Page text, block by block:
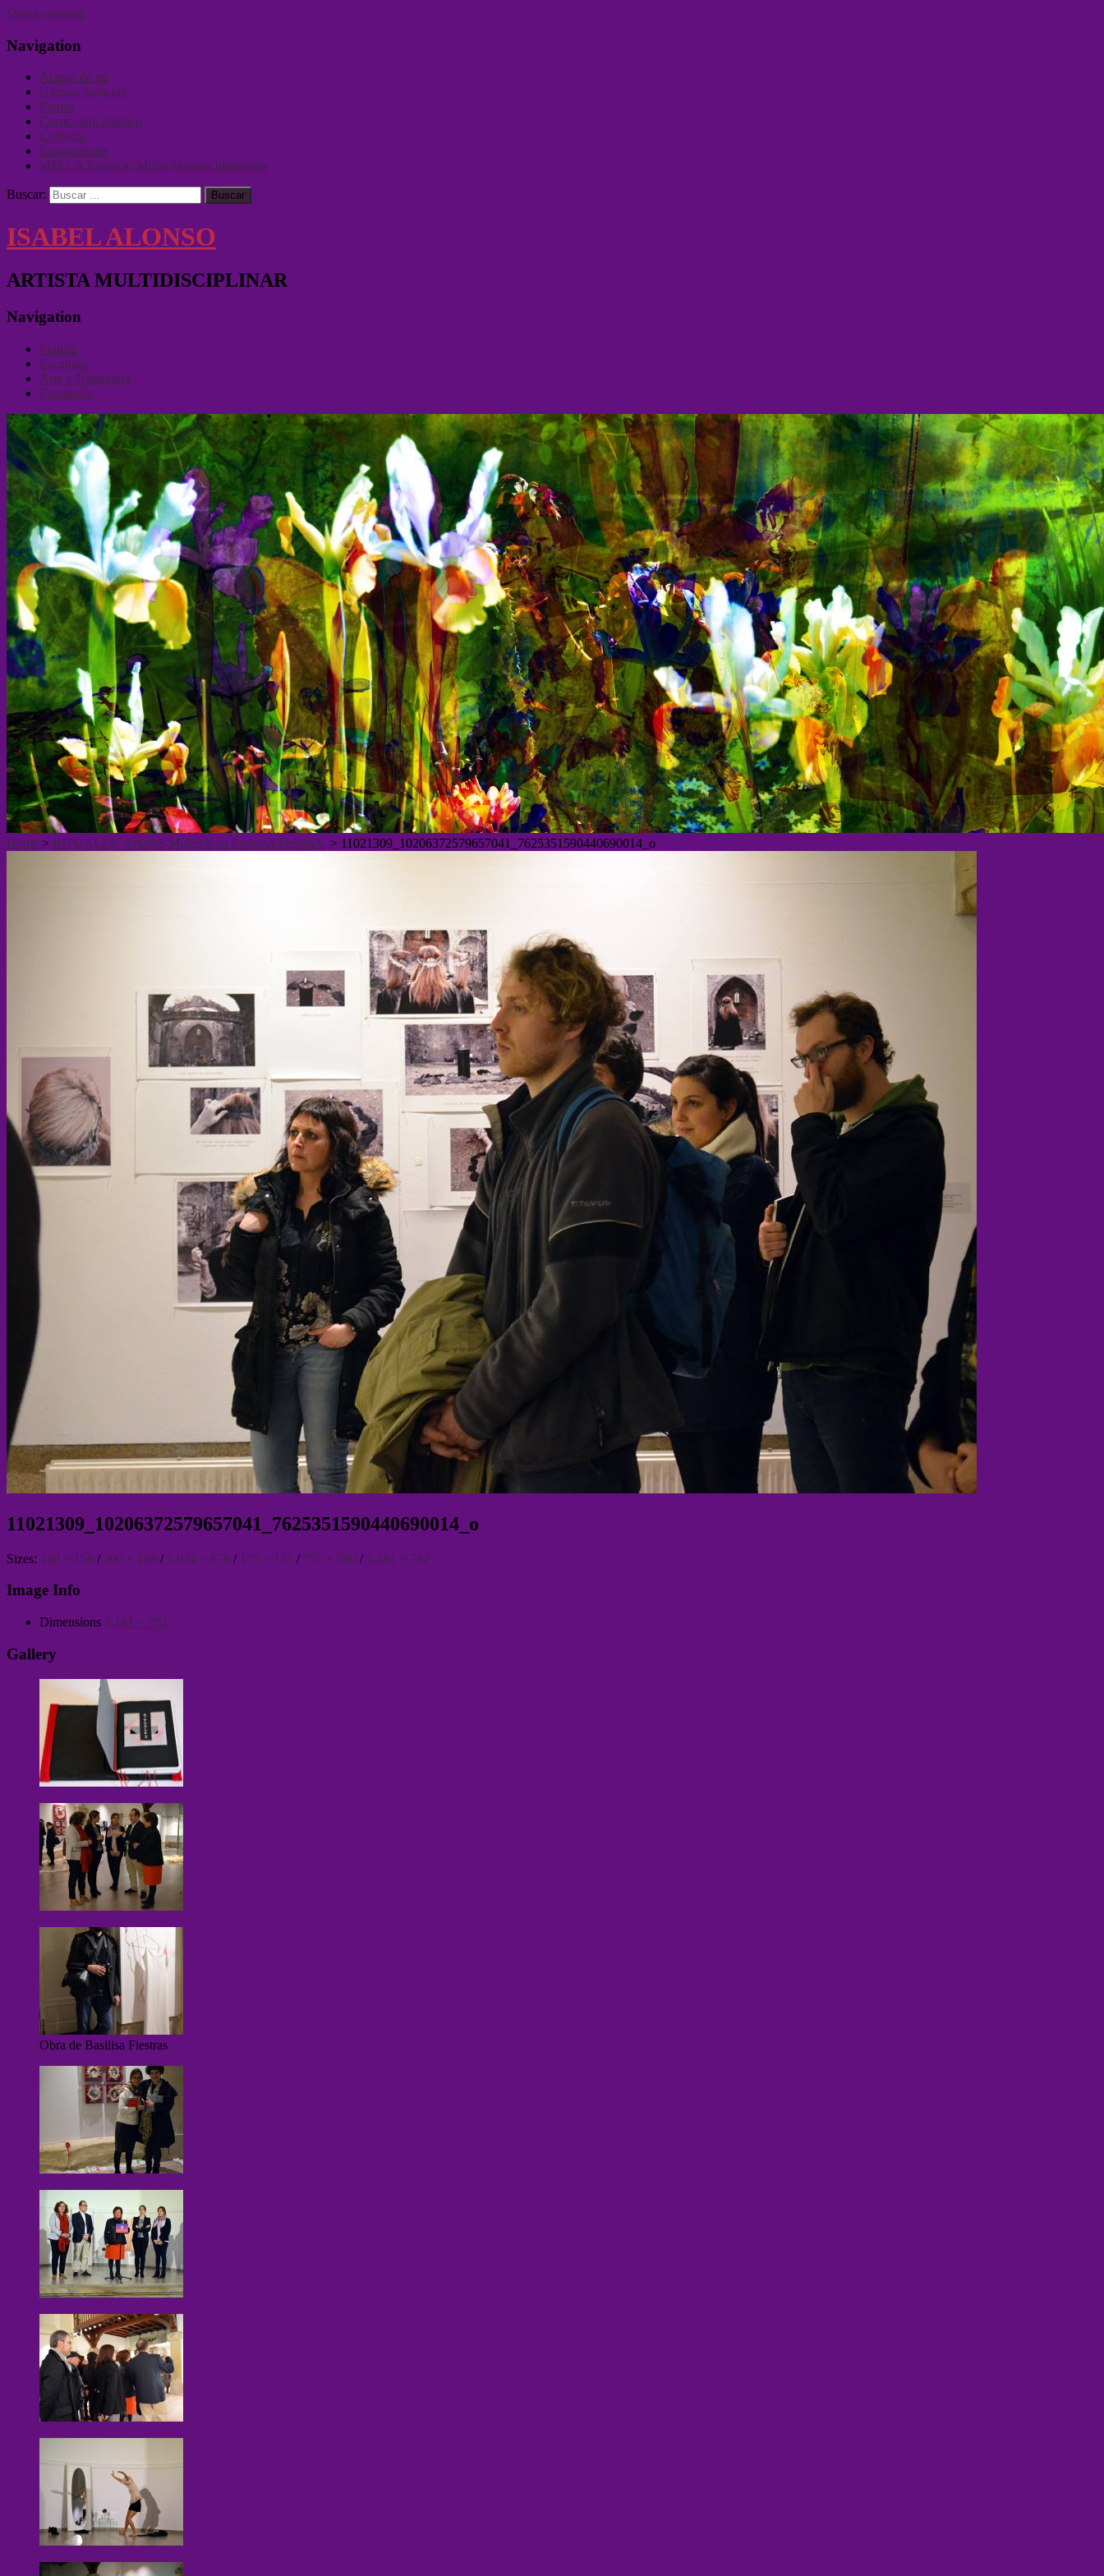
Skip to content
Navigation
Acerca de mi
Últimas Noticias
Prensa
Currículum artístico
Contacto
Exposiciones
MM CA Proyecto Micro Museos Itinerantes
Buscar:
ISABEL ALONSO
ARTISTA MULTIDISCIPLINAR
Navigation
Pintura
Escultura
Arte y Naturaleza
Fotografía
Home > RITUALES. ArtistaS MujereS en PrimerA PersonA. > 11021309_10206372579657041_7625351590440690014_o
11021309_10206372579657041_7625351590440690014_o
Sizes: 150 × 150 / 300 × 198 / 1.024 × 678 / 175 × 131 / 755 × 500 / 1.181 × 782
Image Info
Dimensions 1.181 × 782
Gallery
Obra de Basilisa Fiestras